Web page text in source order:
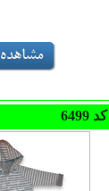
6499 کد